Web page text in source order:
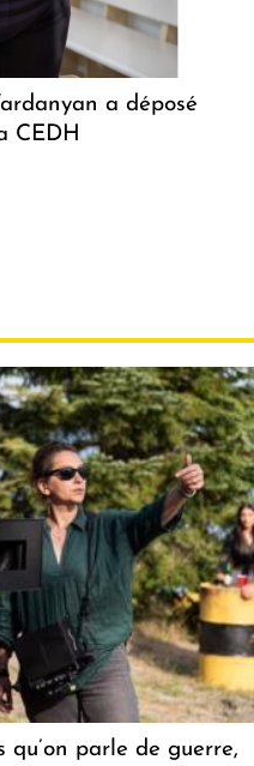
a déposé
CEDH
qu’on parle de guerre,